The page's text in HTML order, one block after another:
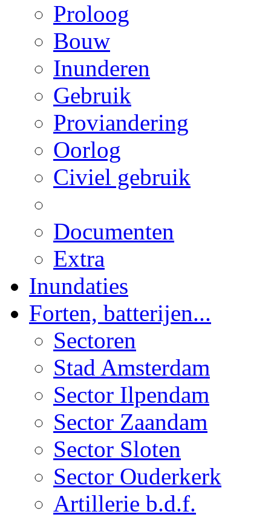
Proloog
Bouw
Inunderen
Gebruik
Proviandering
Oorlog
Civiel gebruik
Documenten
Extra
Inundaties
Forten, batterijen...
Sectoren
Stad Amsterdam
Sector Ilpendam
Sector Zaandam
Sector Sloten
Sector Ouderkerk
Artillerie b.d.f.